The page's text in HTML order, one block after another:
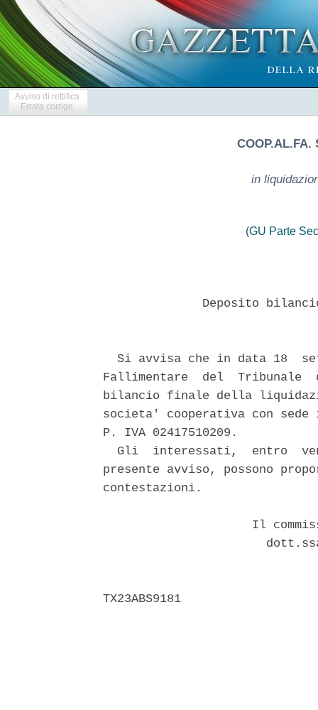
Avviso di rettifica
Errata corrige
COOP.AL.FA.
in
(GU Parte
Deposito
Si avvisa che in data 18
Fallimentare  del
bilancio finale della
societa' cooperativa con sede
P. IVA 02417510209.
Gli  interessati,  entro
presente avviso, possono
contestazioni.
Il